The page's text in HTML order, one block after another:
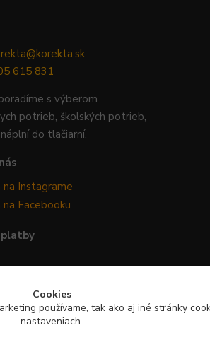
615 831
s výberom
potrieb, školských potrieb,
do tlačiarní.
platba kartou, Google Pay,
a bankovým prevodom.
Cookies
používame, tak ako aj iné stránky
nastaveniach.